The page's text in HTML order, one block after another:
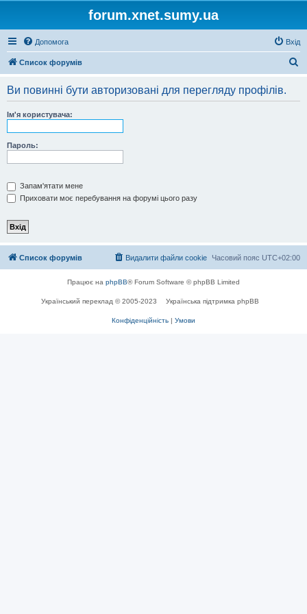
forum.xnet.sumy.ua
Допомога Вхід
Список форумів
Ви повинні бути авторизовані для перегляду профілів.
Ім'я користувача:
Пароль:
Запам'ятати мене
Приховати моє перебування на форумі цього разу
Список форумів Часовий пояс UTC+02:00
Видалити файли cookie
Працює на phpBB® Forum Software © phpBB Limited
Український переклад © 2005-2023 Українська підтримка phpBB
Конфіденційність | Умови